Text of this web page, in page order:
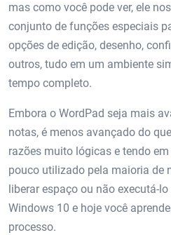
mas como você pode ver, ele
conjunto de funções especiais
opções de edição, desenho,
outros, tudo em um ambiente
tempo completo.
Embora o WordPad seja mais
notas, é menos avançado do
razões muito lógicas e tendo
pouco utilizado pela maioria de
liberar espaço ou não executá-
Windows 10 e hoje você
processo.